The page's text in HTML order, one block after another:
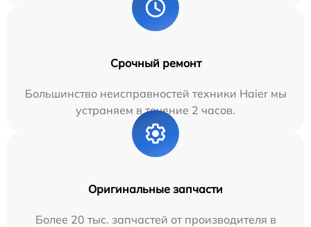
Срочный ремонт
Большинство неисправностей техники Haier мы
устраняем в течение 2 часов.
Оригинальные запчасти
Более 20 тыс. запчастей от производителя в